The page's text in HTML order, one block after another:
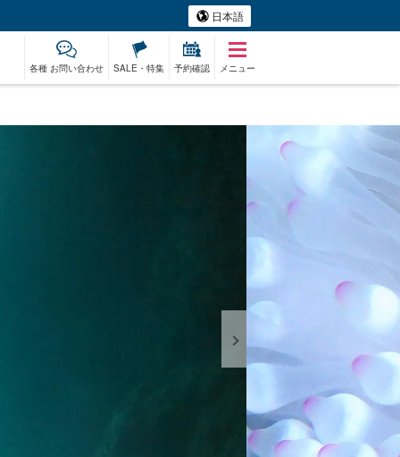
日本語
各種 お問い合わせ SALE・特集 予約確認 メニュー